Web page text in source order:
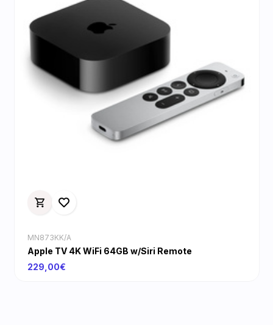
MN873KK/A
Apple TV 4K WiFi 64GB w/Siri Remote
229,00€